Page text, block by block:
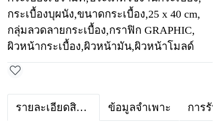
กระเบื้องบุผนัง,ขนาดกระเบื้อง,25 x 40 cm,
กลุ่มลวดลายกระเบื้อง,กราฟิก GRAPHIC,
ผิวหน้ากระเบื้อง,ผิวหน้ามัน,ผิวหน้าโมลด์
รายละเอียดสินค้า ข้อมูลจำเพาะ การรั